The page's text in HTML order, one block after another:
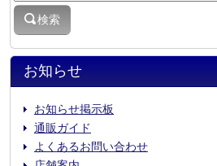
お知らせ
お知らせ掲示板
通販ガイド
よくあるお問い合わせ
検索